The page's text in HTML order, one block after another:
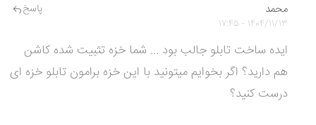
پاسخ محمد
1404/11/13 - 17:45
ایده ساخت تابلو جالب بود ... شما خزه تثبیت شده کاشن
هم دارید؟ اگر بخوایم میتونید با این خزه برامون تابلو خزه ای
درست کنید؟